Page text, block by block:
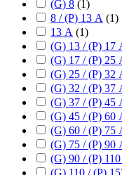
(G) 8 (1)
8 / (P) 13 А (1)
13 А (1)
(G) 13 / (P) 17
(G) 17 / (P) 25
(G) 25 / (P) 32
(G) 32 / (P) 37
(G) 37 / (P) 45
(G) 45 / (P) 60
(G) 60 / (P) 75
(G) 75 / (P) 90
(G) 90 / (P)